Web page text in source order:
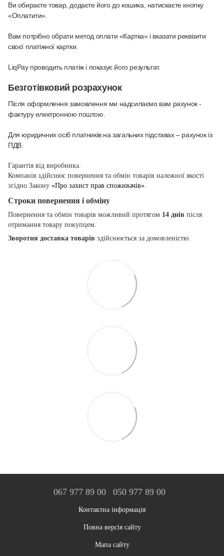
Ви обираєте товар, додаєте його до кошика, натискаєте кнопку
«Оплатити».
Вам потрібно обрати метод оплати «Картка» і вказати реквізити
своєї платіжної картки.
LiqPay проводить платіж і показує його результат.
Безготівковий розрахунок
Після оформлення замовлення ми надсилаємо вам рахунок -
фактуру електронною поштою.
Для юридичних осіб платників на загальних підставах – рахунок із
ПДВ.
Гарантія від виробника.
Компанія здійснює повернення та обмін товарів належної якості
згідно Закону «Про захист прав споживачів»
Строки повернення і обміну
Повернення та обмін товарів можливий протягом 14 днів після
отримання товару покупцем.
Зворотня доставка товарів здійснюється за домовленістю.
067 977 89 00 050 977 89 00
Контактна інформація
Повна версія сайту
Мапа сайту